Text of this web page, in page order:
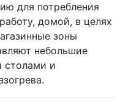
для потребления
домой, в целях
зоны
небольшие
столами и